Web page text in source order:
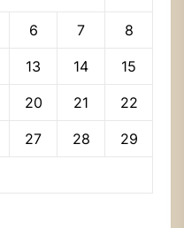
6 7 8
13 14 15
20 21 22
27 28 29